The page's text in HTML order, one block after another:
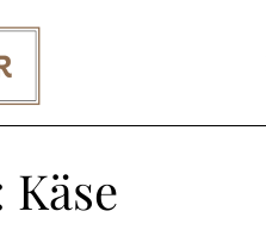
Käse